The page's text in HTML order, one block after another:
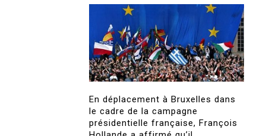
En déplacement à Bruxelles dans
le cadre de la campagne
présidentielle française, François